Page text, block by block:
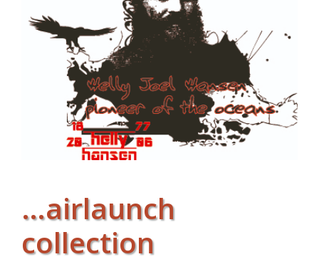
…airlaunch
collection